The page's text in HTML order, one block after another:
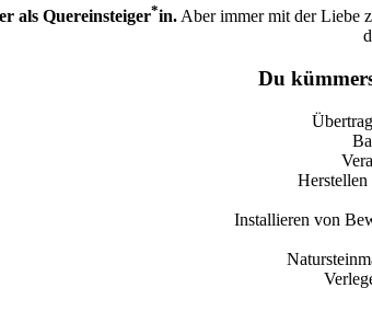
als Quereinsteiger*in.Aber immer mit der Liebe
Du
Herstellen
Installieren von